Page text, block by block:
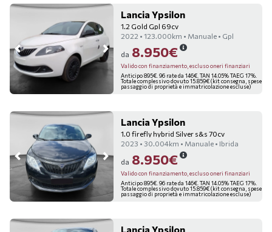
Lancia Ypsilon
1.2 Gold Gpl 69cv
2022 • 123.000km • Manuale • Gpl
da 8.950€
Valido con finanziamento, escluso oneri finanziari
Anticipo 895€. 96 rate da 146€. TAN 14.05% TAEG 17%.
Totale complessivo dovuto 15.859€ (kit consegna, spese
passaggio di proprietà e immatricolazione escluse)
Lancia Ypsilon
1.0 firefly hybrid Silver s&s 70cv
2023 • 30.004km • Manuale • Ibrida
da 8.950€
Valido con finanziamento, escluso oneri finanziari
Anticipo 895€. 96 rate da 146€. TAN 14.05% TAEG 17%.
Totale complessivo dovuto 15.859€ (kit consegna, spese
passaggio di proprietà e immatricolazione escluse)
Lancia Ypsilon